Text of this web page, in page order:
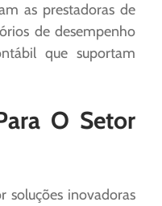
as prestadoras de
de desempenho
que suportam
O Setor
soluções inovadoras